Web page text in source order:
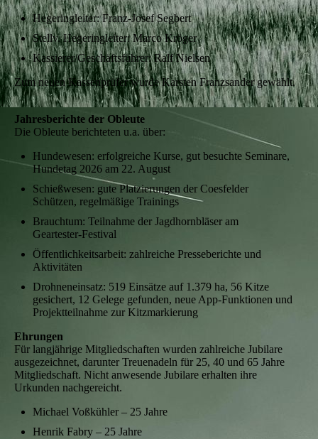
Hegeringleiter: Franz‑Josef Segbert
Stellv. Hegeringleiter: Marco Kröger
Kassierer/Geschäftsführer: Ralf Nielsen
Zum neuen Kassenprüfer wurde Karsten Franzsander gewählt.
Jahresberichte der Obleute
Die Obleute berichteten u.a. über:
Hundewesen: erfolgreiche Kurse, gut besuchte Seminare,
Hundetag 2026 am 22. August
Schießwesen: gute Platzierungen der Coesfelder
Schützen, regelmäßige Trainings
Brauchtum: Teilnahme der Jagdhornbläser am
Geartester‑Festival
Öffentlichkeitsarbeit: zahlreiche Presseberichte und
Aktivitäten
Drohneneinsatz: 519 Einsätze auf 1.379 ha, 56 Kitze
gesichert, 12 Gelege gefunden, neue App‑Funktionen und
Projektteilnahme zur Kitzmarkierung
Ehrungen
Für langjährige Mitgliedschaften wurden zahlreiche Jubilare
ausgezeichnet, darunter Treuenadeln für 25, 40 und 65 Jahre
Mitgliedschaft. Nicht anwesende Jubilare erhalten ihre
Urkunden nachgereicht.
Michael Voßkühler – 25 Jahre
Henrik Fabry – 25 Jahre